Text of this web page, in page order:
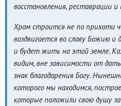
восстановления, реставрации
Храм строится не по прихоти
воздвигается во славу Божию
и будет жить на этой земле.
видим, вне зависимости от
знак благодарения Богу.
которого мы находимся,
которые положили свою душу